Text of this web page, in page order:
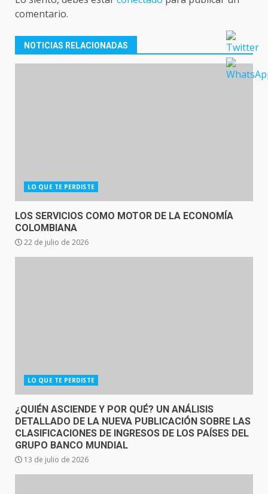
comentario.
NOTICIAS RELACIONADAS
LO QUE TE PERDISTE
LOS SERVICIOS COMO MOTOR DE LA ECONOMÍA
COLOMBIANA
22 de julio de 2026
LO QUE TE PERDISTE
¿QUIÉN ASCIENDE Y POR QUÉ? UN ANÁLISIS
DETALLADO DE LA NUEVA PUBLICACIÓN SOBRE LAS
CLASIFICACIONES DE INGRESOS DE LOS PAÍSES DEL
GRUPO BANCO MUNDIAL
13 de julio de 2026